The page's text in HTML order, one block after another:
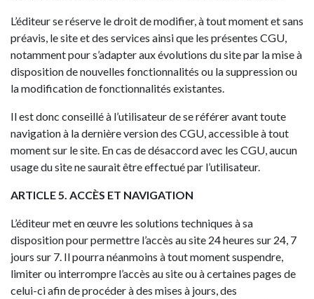
L’éditeur se réserve le droit de modifier, à tout moment et sans
préavis, le site et des services ainsi que les présentes CGU,
notamment pour s’adapter aux évolutions du site par la mise à
disposition de nouvelles fonctionnalités ou la suppression ou
la modification de fonctionnalités existantes.
Il est donc conseillé à l’utilisateur de se référer avant toute
navigation à la dernière version des CGU, accessible à tout
moment sur le site. En cas de désaccord avec les CGU, aucun
usage du site ne saurait être effectué par l’utilisateur.
ARTICLE 5. ACCÈS ET NAVIGATION
L’éditeur met en œuvre les solutions techniques à sa
disposition pour permettre l’accès au site 24 heures sur 24, 7
jours sur 7. Il pourra néanmoins à tout moment suspendre,
limiter ou interrompre l’accès au site ou à certaines pages de
celui-ci afin de procéder à des mises à jours, des